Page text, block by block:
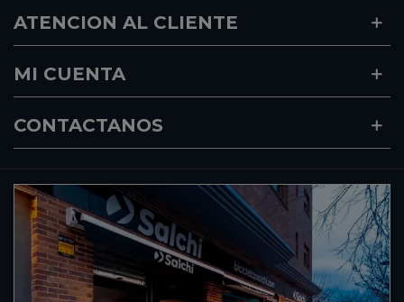
ATENCION AL CLIENTE
MI CUENTA
CONTACTANOS